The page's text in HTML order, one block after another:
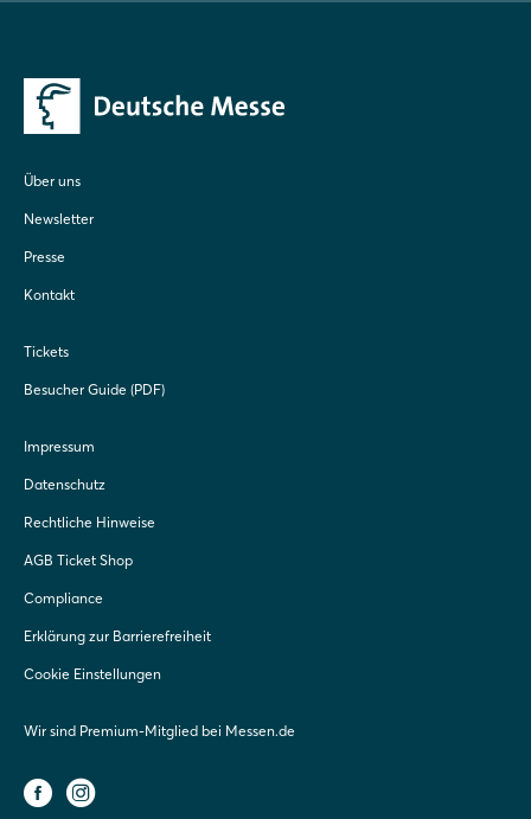
Über uns
Newsletter
Presse
Kontakt
Tickets
Besucher Guide (PDF)
Impressum
Datenschutz
Rechtliche Hinweise
AGB Ticket Shop
Compliance
Erklärung zur Barrierefreiheit
Cookie Einstellungen
Wir sind Premium-Mitglied bei Messen.de